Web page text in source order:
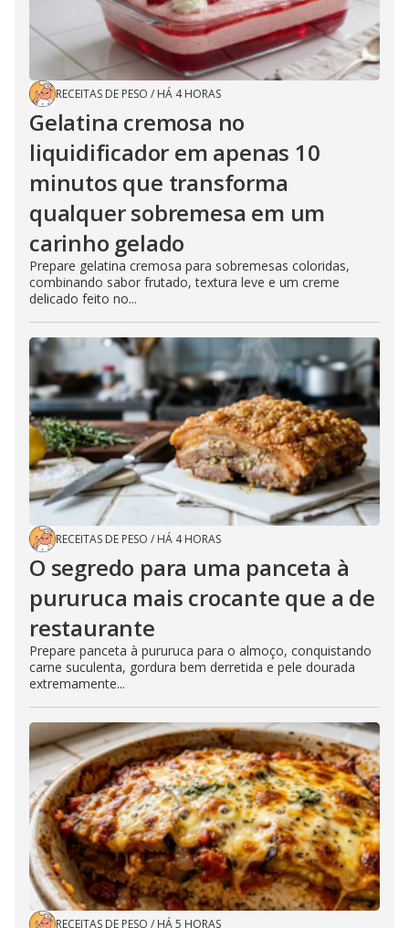
RECEITAS DE PESO / HÁ 4 HORAS
Gelatina cremosa no
liquidificador em apenas 10
minutos que transforma
qualquer sobremesa em um
carinho gelado
Prepare gelatina cremosa para sobremesas coloridas,
combinando sabor frutado, textura leve e um creme
delicado feito no...
RECEITAS DE PESO / HÁ 4 HORAS
O segredo para uma panceta à
pururuca mais crocante que a de
restaurante
Prepare panceta à pururuca para o almoço, conquistando
carne suculenta, gordura bem derretida e pele dourada
extremamente...
RECEITAS DE PESO / HÁ 5 HORAS